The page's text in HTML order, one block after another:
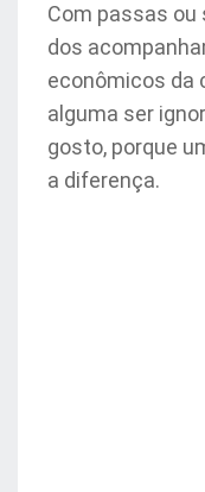
Com passas ou
dos
econômicos da
alguma ser
gosto, porque
a diferença.